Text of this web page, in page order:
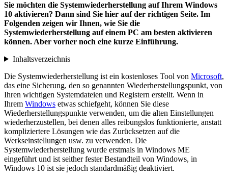
Sie möchten die Systemwiederherstellung auf Ihrem Windows
10 aktivieren? Dann sind Sie hier auf der richtigen Seite. Im
Folgenden zeigen wir Ihnen, wie Sie die
Systemwiederherstellung auf einem PC am besten aktivieren
können. Aber vorher noch eine kurze Einführung.
Inhaltsverzeichnis
Die Systemwiederherstellung ist ein kostenloses Tool von Microsoft,
das eine Sicherung, den so genannten Wiederherstellungspunkt, von
Ihren wichtigen Systemdateien und Registern erstellt. Wenn in
Ihrem Windows etwas schiefgeht, können Sie diese
Wiederherstellungspunkte verwenden, um die alten Einstellungen
wiederherzustellen, bei denen alles reibungslos funktionierte, anstatt
kompliziertere Lösungen wie das Zurücksetzen auf die
Werkseinstellungen usw. zu verwenden. Die
Systemwiederherstellung wurde erstmals in Windows ME
eingeführt und ist seither fester Bestandteil von Windows, in
Windows 10 ist sie jedoch standardmäßig deaktiviert.